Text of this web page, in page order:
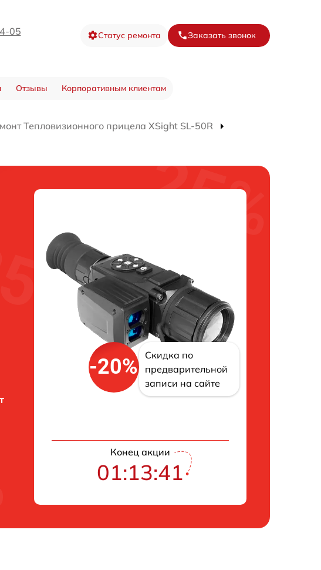
05 Статус ремонта Заказать звонок
Отзывы Корпоративным клиентам
Тепловизионного прицела XSight SL-50R
-20%
Скидка по
предварительной
записи на сайте
Конец акции
01:13:40